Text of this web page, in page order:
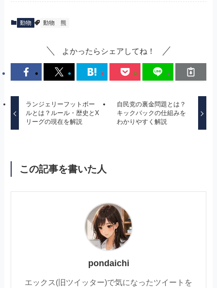
動物 動物 熊
よかったらシェアしてね！
ランジェリーフットボー
ルとは？ルール・歴史とX
リーグの現在を解説
自民党の裏金問題とは？
キックバックの仕組みを
わかりやすく解説
この記事を書いた人
pondaichi
エックス(旧ツイッター)で気になったツイートを